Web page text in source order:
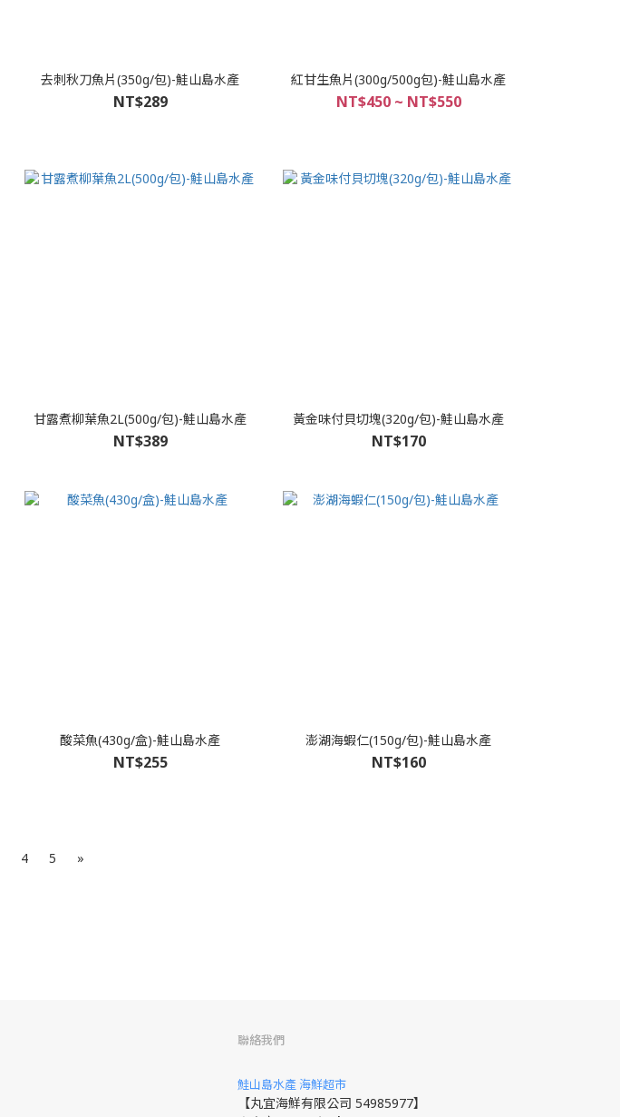
去刺秋刀魚片(350g/包)-鮭山島水產
NT$289
紅甘生魚片(300g/500g包)-鮭山島水產
NT$450 ~ NT$550
甘露煮柳葉魚2L(500g/包)-鮭山島水產
NT$389
黃金味付貝切塊(320g/包)-鮭山島水產
NT$170
酸菜魚(430g/盒)-鮭山島水產
NT$255
澎湖海蝦仁(150g/包)-鮭山島水產
NT$160
4 5 »
聯絡我們
鮭山島水產 海鮮超市
【丸宜海鮮有限公司 54985977】